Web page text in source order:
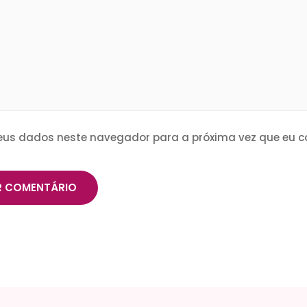
dados neste navegador para a próxima vez que eu